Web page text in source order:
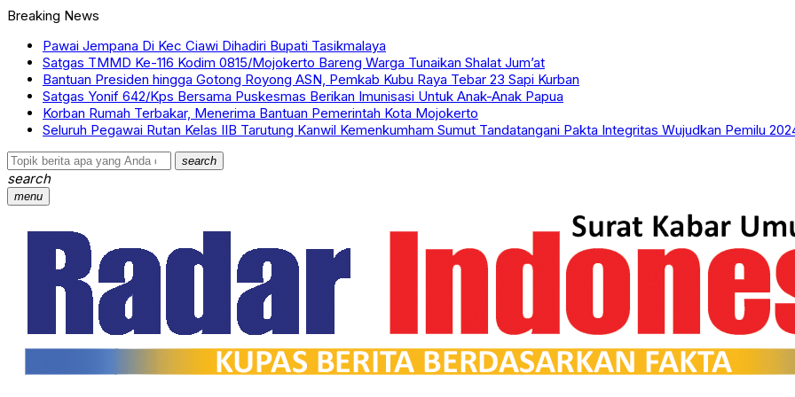
Breaking News
Pawai Jempana Di Kec Ciawi Dihadiri Bupati Tasikmalaya
Satgas TMMD Ke-116 Kodim 0815/Mojokerto Bareng Warga Tunaikan Shalat Jum’at
Bantuan Presiden hingga Gotong Royong ASN, Pemkab Kubu Raya Tebar 23 Sapi Kurban
Satgas Yonif 642/Kps Bersama Puskesmas Berikan Imunisasi Untuk Anak-Anak Papua
Korban Rumah Terbakar, Menerima Bantuan Pemerintah Kota Mojokerto
Seluruh Pegawai Rutan Kelas IIB Tarutung Kanwil Kemenkumham Sumut Tandatangani Pakta Integritas Wujudkan Pemilu
search
search
menu